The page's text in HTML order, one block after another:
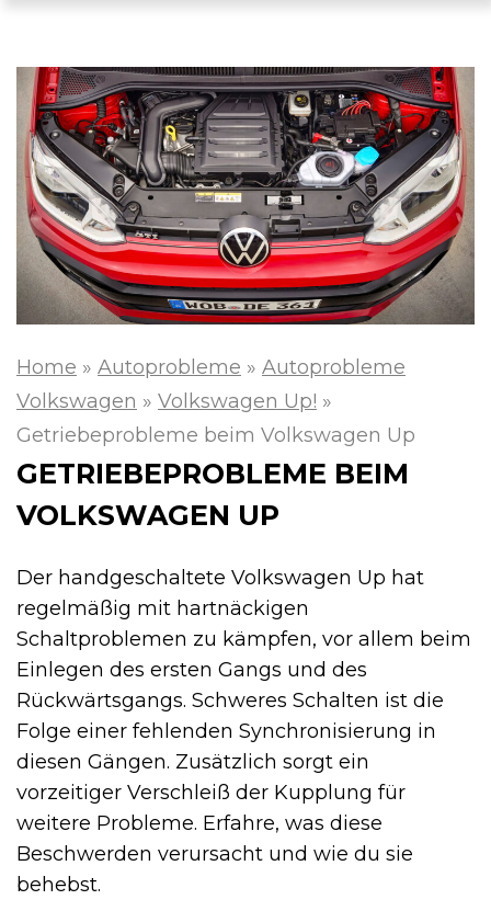
Home » Autoprobleme » Autoprobleme
Volkswagen » Volkswagen Up! »
Getriebeprobleme beim Volkswagen Up
GETRIEBEPROBLEME BEIM
VOLKSWAGEN UP
Der handgeschaltete Volkswagen Up hat
regelmäßig mit hartnäckigen
Schaltproblemen zu kämpfen, vor allem beim
Einlegen des ersten Gangs und des
Rückwärtsgangs. Schweres Schalten ist die
Folge einer fehlenden Synchronisierung in
diesen Gängen. Zusätzlich sorgt ein
vorzeitiger Verschleiß der Kupplung für
weitere Probleme. Erfahre, was diese
Beschwerden verursacht und wie du sie
behebst.